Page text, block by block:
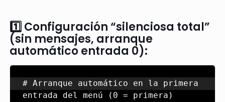
1️⃣ Configuración “silenciosa total”
(sin mensajes, arranque
automático entrada 0):
# Arranque automático en la primera
entrada del menú (0 = primera)